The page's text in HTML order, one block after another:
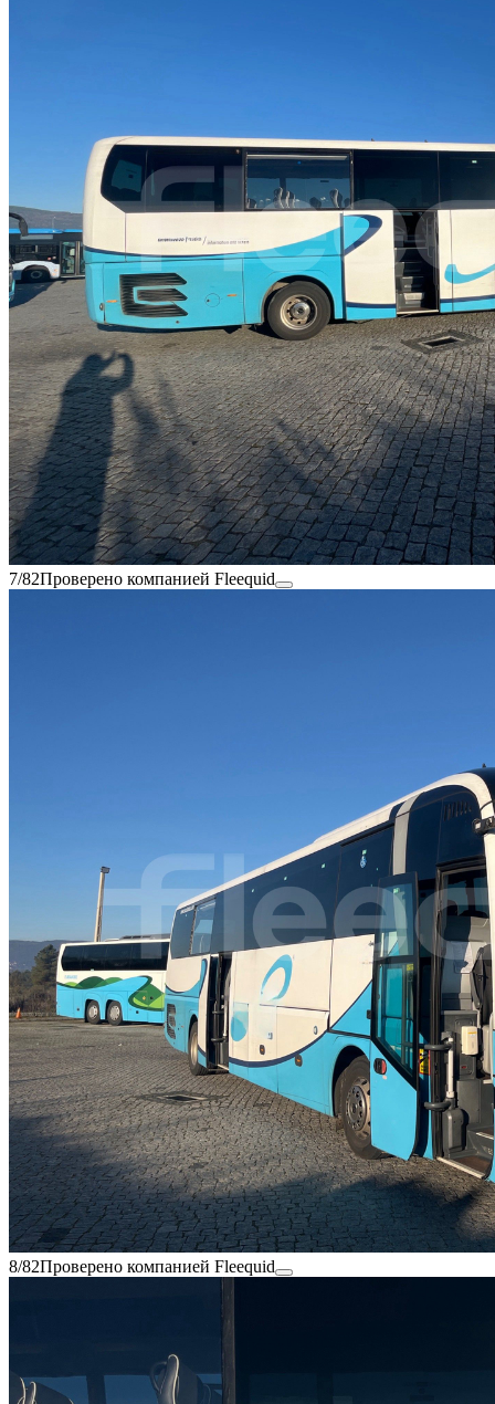
7/82Проверено компанией Fleequid
8/82Проверено компанией Fleequid